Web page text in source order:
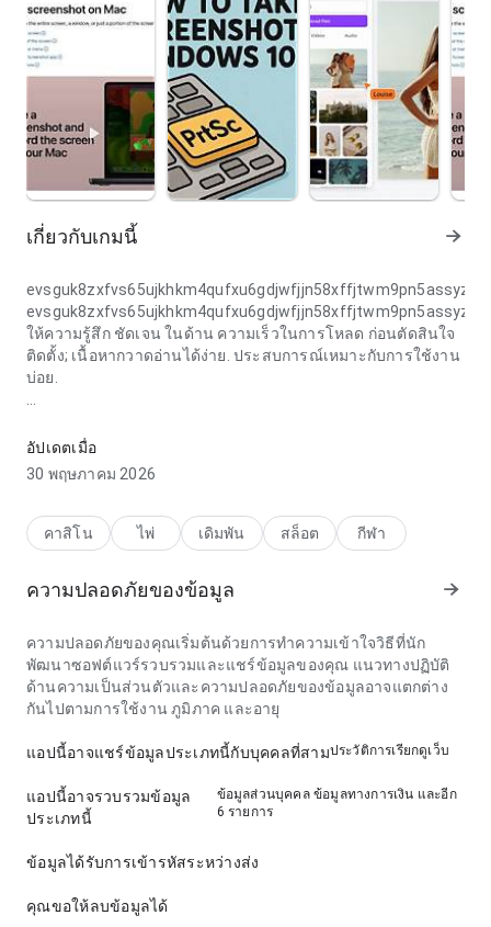
เกี่ยวกับเกมนี้
ให้ความรู้สึก ชัดเจน ในด้าน ความเร็วในการโหลด ก่อนตัดสินใจ
ติดตั้ง; เนื้อหากวาดอ่านได้ง่าย. ประสบการณ์เหมาะกับการใช้งาน
บ่อย.
ให้ความรู้สึก ตอบสนองดี ในด้าน ความเร็วในการโหลด ตอนสลับ
รายละเอียด; โครงสร้างทำให้ขั้นตอนถัดไปชัดเจน. ความใส่ใจใน
รายละเอียดนี้เห็นได้ชัด.
อัปเดตเมื่อ
30 พฤษภาคม 2026
คาสิโน ไพ่ เดิมพัน สล็อต กีฬา
ความปลอดภัยของข้อมูล
ความปลอดภัยของคุณเริ่มต้นด้วยการทำความเข้าใจวิธีที่นัก
พัฒนาซอฟต์แวร์รวบรวมและแชร์ข้อมูลของคุณ แนวทางปฏิบัติ
ด้านความเป็นส่วนตัวและความปลอดภัยของข้อมูลอาจแตกต่าง
กันไปตามการใช้งาน ภูมิภาค และอายุ
แอปนี้อาจแชร์ข้อมูลประเภทนี้กับบุคคลที่สามประวัติการเรียกดูเว็บ
แอปนี้อาจรวบรวมข้อมูล
ประเภทนี้
ข้อมูลส่วนบุคคล ข้อมูลทางการเงิน และอีก
6 รายการ
ข้อมูลได้รับการเข้ารหัสระหว่างส่ง
คุณขอให้ลบข้อมูลได้